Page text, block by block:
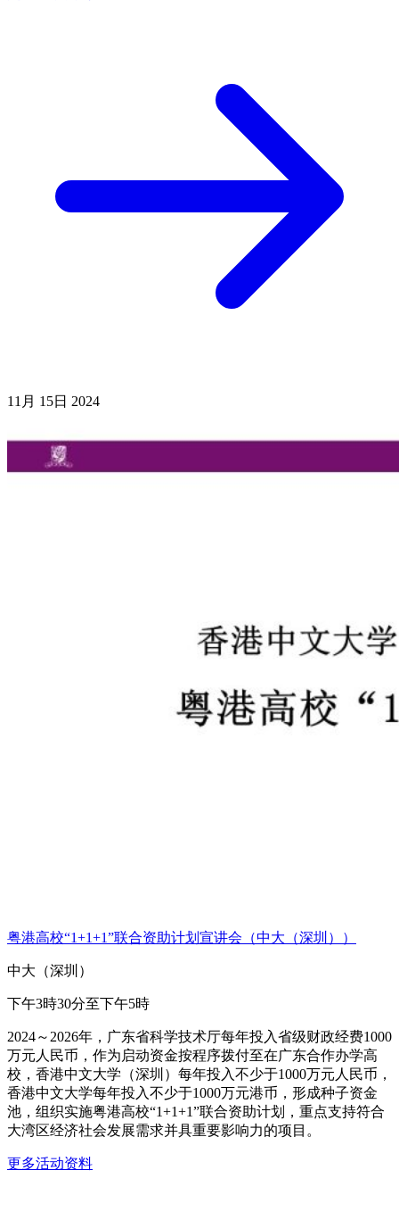
11月 15日 2024
粤港高校“1+1+1”联合资助计划宣讲会（中大（深圳））
中大（深圳）
下午3時30分至下午5時
2024～2026年，广东省科学技术厅每年投入省级财政经费1000
万元人民币，作为启动资金按程序拨付至在广东合作办学高
校，香港中文大学（深圳）每年投入不少于1000万元人民币，
香港中文大学每年投入不少于1000万元港币，形成种子资金
池，组织实施粤港高校“1+1+1”联合资助计划，重点支持符合
大湾区经济社会发展需求并具重要影响力的项目。
更多活动资料